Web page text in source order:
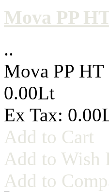
Mova PP
..
Mova PP HT
0.00Lt
Ex Tax:
Add to Cart
Add to Wish
Add to